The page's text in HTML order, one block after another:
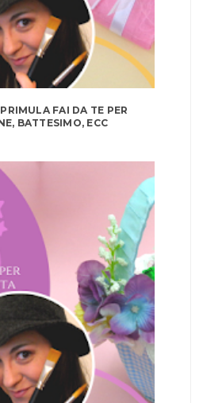
FAI DA TE PER
BATTESIMO, ECC